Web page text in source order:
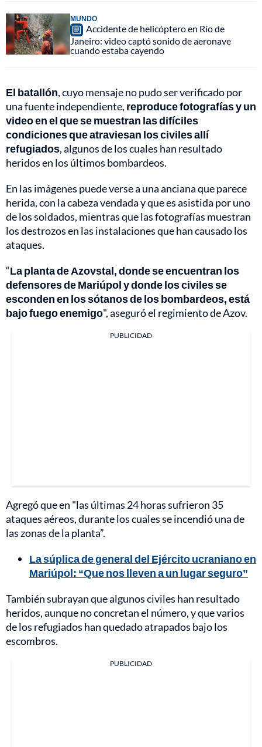
MUNDO
Accidente de helicóptero en Río de
Janeiro: video captó sonido de aeronave
cuando estaba cayendo
El batallón, cuyo mensaje no pudo ser verificado por
una fuente independiente, reproduce fotografías y un
video en el que se muestran las difíciles
condiciones que atraviesan los civiles allí
refugiados, algunos de los cuales han resultado
heridos en los últimos bombardeos.
En las imágenes puede verse a una anciana que parece
herida, con la cabeza vendada y que es asistida por uno
de los soldados, mientras que las fotografías muestran
los destrozos en las instalaciones que han causado los
ataques.
“La planta de Azovstal, donde se encuentran los
defensores de Mariúpol y donde los civiles se
esconden en los sótanos de los bombardeos, está
bajo fuego enemigo", aseguró el regimiento de Azov.
PUBLICIDAD
Agregó que en "las últimas 24 horas sufrieron 35
ataques aéreos, durante los cuales se incendió una de
las zonas de la planta”.
La súplica de general del Ejército ucraniano en
Mariúpol: “Que nos lleven a un lugar seguro”
También subrayan que algunos civiles han resultado
heridos, aunque no concretan el número, y que varios
de los refugiados han quedado atrapados bajo los
escombros.
PUBLICIDAD